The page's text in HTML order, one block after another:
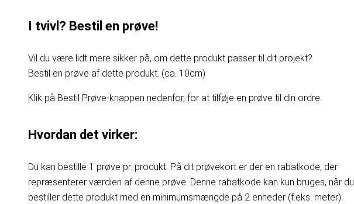
I tvivl? Bestil en prøve!
Vil du være lidt mere sikker på, om dette produkt passer til dit projekt?
Bestil en prøve af dette produkt. (ca. 10cm)
Klik på Bestil Prøve-knappen nedenfor, for at tilføje en prøve til din ordre.
Hvordan det virker:
Du kan bestille 1 prøve pr. produkt. På dit prøvekort er der en rabatkode, der
repræsenterer værdien af denne prøve. Denne rabatkode kan kun bruges, når du
bestiller dette produkt med en minimumsmængde på 2 enheder (f.eks. meter).